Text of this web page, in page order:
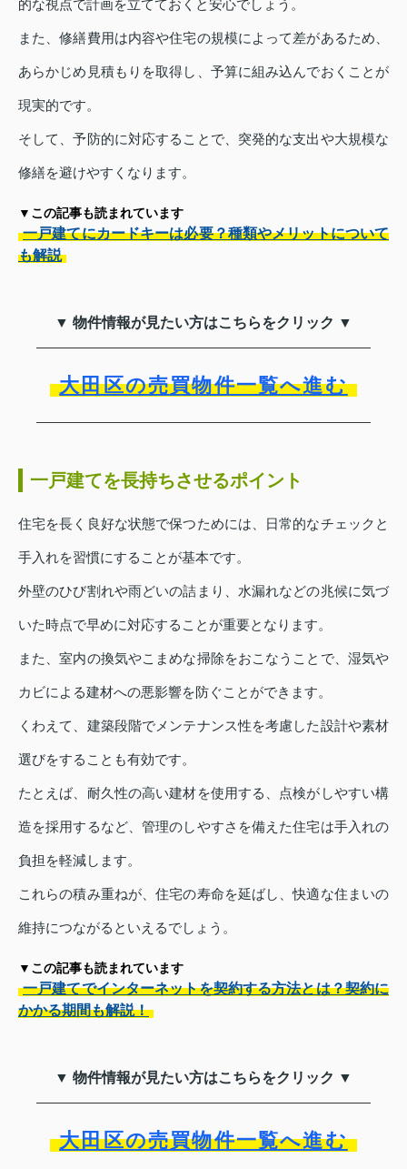
的な視点で計画を立てておくと安心でしょう。
また、修繕費用は内容や住宅の規模によって差があるため、
あらかじめ見積もりを取得し、予算に組み込んでおくことが
現実的です。
そして、予防的に対応することで、突発的な支出や大規模な
修繕を避けやすくなります。
▼この記事も読まれています
一戸建てにカードキーは必要？種類やメリットについて
も解説
▼ 物件情報が見たい方はこちらをクリック ▼
大田区の売買物件一覧へ進む
一戸建てを長持ちさせるポイント
住宅を長く良好な状態で保つためには、日常的なチェックと
手入れを習慣にすることが基本です。
外壁のひび割れや雨どいの詰まり、水漏れなどの兆候に気づ
いた時点で早めに対応することが重要となります。
また、室内の換気やこまめな掃除をおこなうことで、湿気や
カビによる建材への悪影響を防ぐことができます。
くわえて、建築段階でメンテナンス性を考慮した設計や素材
選びをすることも有効です。
たとえば、耐久性の高い建材を使用する、点検がしやすい構
造を採用するなど、管理のしやすさを備えた住宅は手入れの
負担を軽減します。
これらの積み重ねが、住宅の寿命を延ばし、快適な住まいの
維持につながるといえるでしょう。
▼この記事も読まれています
一戸建てでインターネットを契約する方法とは？契約に
かかる期間も解説！
▼ 物件情報が見たい方はこちらをクリック ▼
大田区の売買物件一覧へ進む